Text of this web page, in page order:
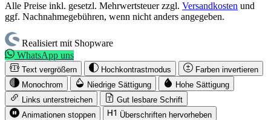
Alle Preise inkl. gesetzl. Mehrwertsteuer zzgl. Versandkosten und
ggf. Nachnahmegebühren, wenn nicht anders angegeben.
Realisiert mit Shopware
WhatsApp uns
Text vergrößern Hochkontrastmodus
Farben invertieren
Monochrom
Niedrige Sättigung
Hohe Sättigung
Links unterstreichen
Gut lesbare Schrift
Animationen stoppen
Überschriften hervorheben